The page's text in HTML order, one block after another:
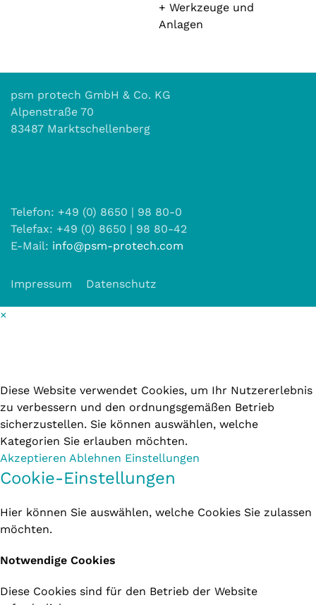
+ Werkzeuge und
Anlagen
psm protech GmbH & Co. KG
Alpenstraße 70
83487 Marktschellenberg
Telefon: +49 (0) 8650 | 98 80-0
Telefax: +49 (0) 8650 | 98 80-42
E-Mail: info@psm-protech.com
Impressum Datenschutz
×
Diese Website verwendet Cookies, um Ihr Nutzererlebnis
zu verbessern und den ordnungsgemäßen Betrieb
sicherzustellen. Sie können auswählen, welche
Kategorien Sie erlauben möchten.
Akzeptieren Ablehnen Einstellungen
Cookie-Einstellungen
Hier können Sie auswählen, welche Cookies Sie zulassen
möchten.
Notwendige Cookies
Diese Cookies sind für den Betrieb der Website